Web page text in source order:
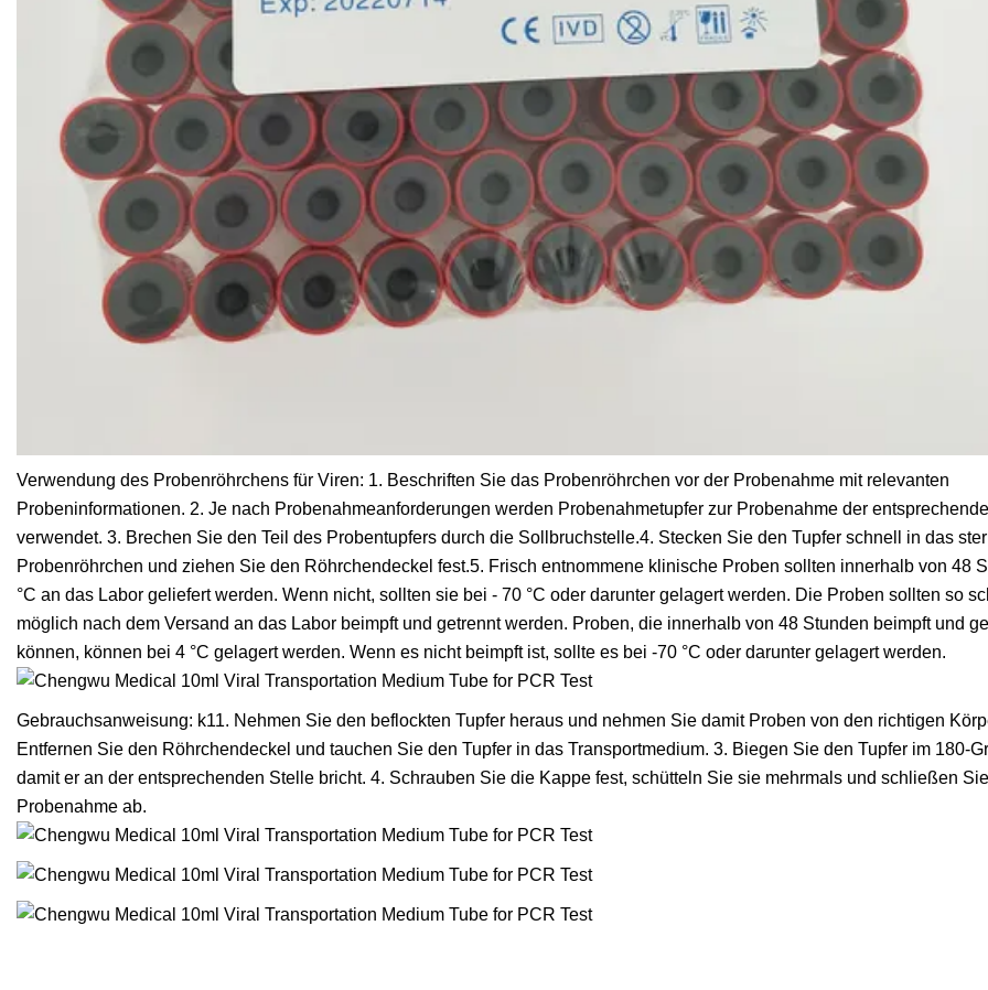
Verwendung des Probenröhrchens für Viren: 1. Beschriften Sie das Probenröhrchen vor der Probenahme mit relevanten
Probeninformationen. 2. Je nach Probenahmeanforderungen werden Probenahmetupfer zur Probenahme der
verwendet. 3. Brechen Sie den Teil des Probentupfers durch die Sollbruchstelle.4. Stecken Sie den Tupfer schnell in das
Probenröhrchen und ziehen Sie den Röhrchendeckel fest.5. Frisch entnommene klinische Proben sollten innerhalb von 48
°C an das Labor geliefert werden. Wenn nicht, sollten sie bei - 70 °C oder darunter gelagert werden. Die Proben sollten so
möglich nach dem Versand an das Labor beimpft und getrennt werden. Proben, die innerhalb von 48 Stunden beimpft und
können, können bei 4 °C gelagert werden. Wenn es nicht beimpft ist, sollte es bei -70 °C oder darunter gelagert werden.
Gebrauchsanweisung: k11. Nehmen Sie den beflockten Tupfer heraus und nehmen Sie damit Proben von den richtigen
Entfernen Sie den Röhrchendeckel und tauchen Sie den Tupfer in das Transportmedium. 3. Biegen Sie den Tupfer im 180-
damit er an der entsprechenden Stelle bricht. 4. Schrauben Sie die Kappe fest, schütteln Sie sie mehrmals und schließen
Probenahme ab.